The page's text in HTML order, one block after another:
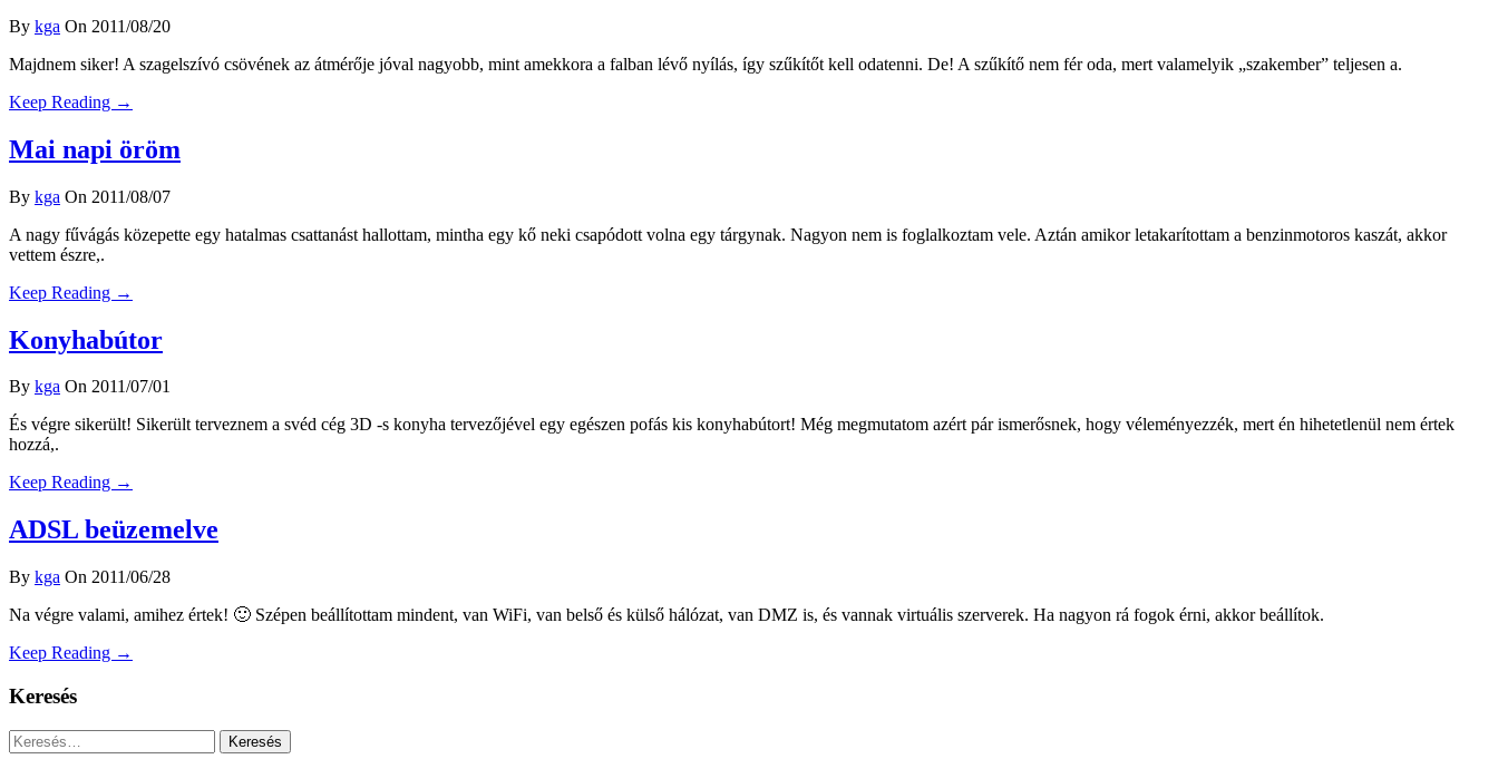
By kga On 2011/08/20
Majdnem siker! A szagelszívó csövének az átmérője jóval nagyobb, mint amekkora a falban lévő nyílás, így szűkítőt kell odatenni. De! A szűkítő nem fér oda, mert valamelyik „szakember” teljesen a.
Keep Reading →
Mai napi öröm
By kga On 2011/08/07
A nagy fűvágás közepette egy hatalmas csattanást hallottam, mintha egy kő neki csapódott volna egy tárgynak. Nagyon nem is foglalkoztam vele. Aztán amikor letakarítottam a benzinmotoros kaszát, akkor
vettem észre,.
Keep Reading →
Konyhabútor
By kga On 2011/07/01
És végre sikerült! Sikerült terveznem a svéd cég 3D -s konyha tervezőjével egy egészen pofás kis konyhabútort! Még megmutatom azért pár ismerősnek, hogy véleményezzék, mert én hihetetlenül nem értek
hozzá,.
Keep Reading →
ADSL beüzemelve
By kga On 2011/06/28
Na végre valami, amihez értek! 🙂 Szépen beállítottam mindent, van WiFi, van belső és külső hálózat, van DMZ is, és vannak virtuális szerverek. Ha nagyon rá fogok érni, akkor beállítok.
Keep Reading →
Keresés
Keresés: